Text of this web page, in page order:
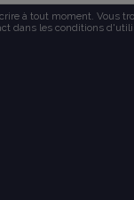
à tout moment. Vous
dans les conditions